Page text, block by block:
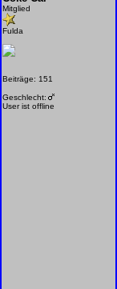
Mitglied
Fulda
Beiträge: 151
Geschlecht:
User ist offline